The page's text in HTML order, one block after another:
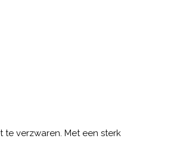
verzwaren. Met een sterk